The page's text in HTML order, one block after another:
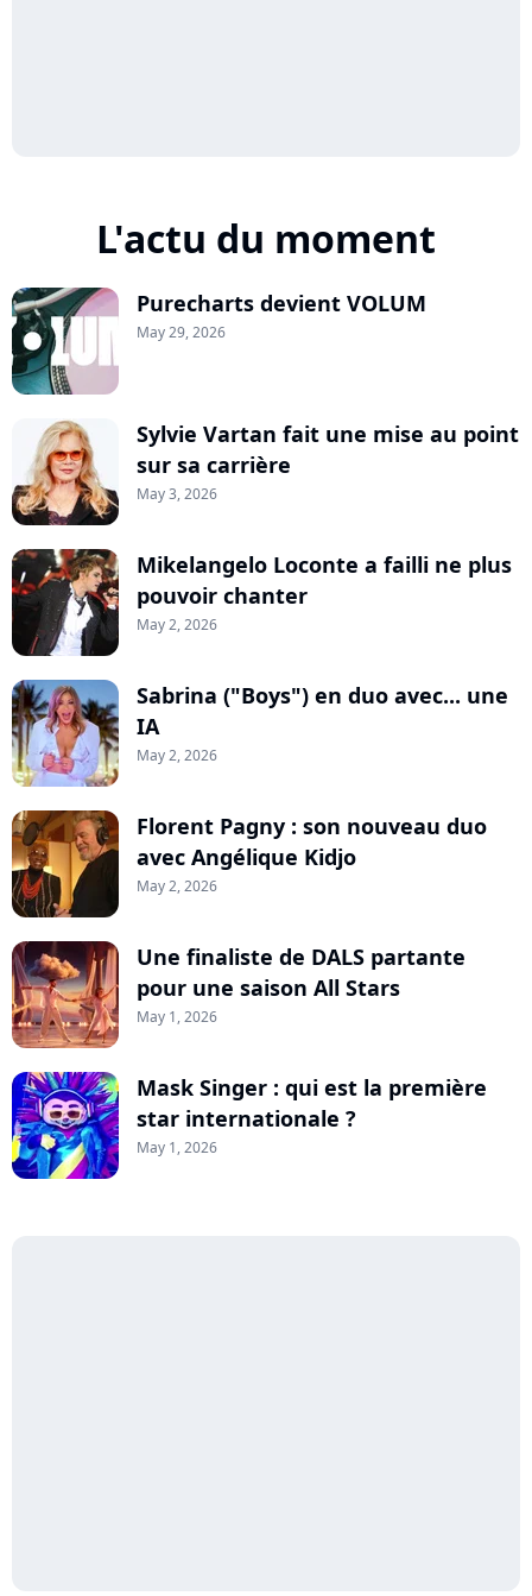
L'actu du moment
Purecharts devient VOLUM
May 29, 2026
Sylvie Vartan fait une mise au point
sur sa carrière
May 3, 2026
Mikelangelo Loconte a failli ne plus
pouvoir chanter
May 2, 2026
Sabrina ("Boys") en duo avec... une
IA
May 2, 2026
Florent Pagny : son nouveau duo
avec Angélique Kidjo
May 2, 2026
Une finaliste de DALS partante
pour une saison All Stars
May 1, 2026
Mask Singer : qui est la première
star internationale ?
May 1, 2026